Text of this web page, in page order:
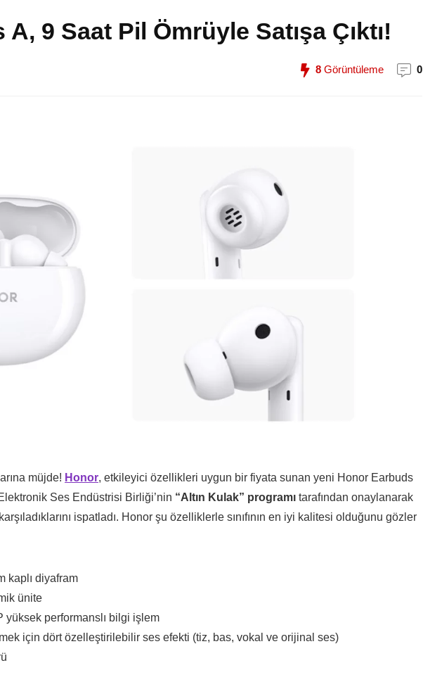
9 Saat Pil Ömrüyle Satışa Çıktı!
8 Görüntüleme 0
müjde! Honor, etkileyici özellikleri uygun bir fiyata sunan yeni Honor Earbuds
Ses Endüstrisi Birliği’nin “Altın Kulak” programı tarafından onaylanarak
karşıladıklarını ispatladı. Honor şu özelliklerle sınıfının en iyi kalitesi olduğunu gözler
kaplı diyafram
ünite
yüksek performanslı bilgi işlem
için dört özelleştirilebilir ses efekti (tiz, bas, vokal ve orijinal ses)